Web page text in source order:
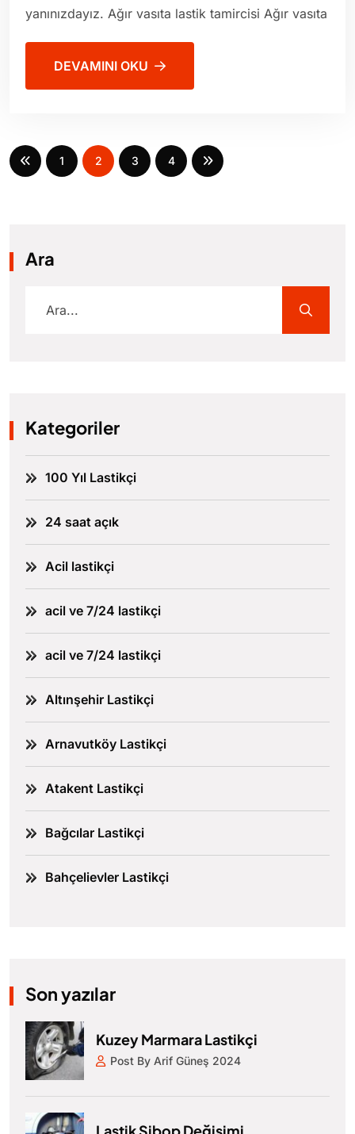
yanınızdayız. Ağır vasıta lastik tamircisi Ağır vasıta
DEVAMINI OKU
1 2 3 4
Ara
Kategoriler
100 Yıl Lastikçi
24 saat açık
Acil lastikçi
acil ve 7/24 lastikçi
acil ve 7/24 lastikçi
Altınşehir Lastikçi
Arnavutköy Lastikçi
Atakent Lastikçi
Bağcılar Lastikçi
Bahçelievler Lastikçi
Son yazılar
Kuzey Marmara Lastikçi
Post By Arif Güneş 2024